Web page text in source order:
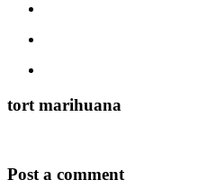
tort marihuana
Post a comment